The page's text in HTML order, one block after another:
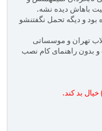
باهاش دیده نشه.
بود و دیگه تحمل نگفتنشو
تهران و موسساتی
و بدون راهنمای کام نصب
بد کند.